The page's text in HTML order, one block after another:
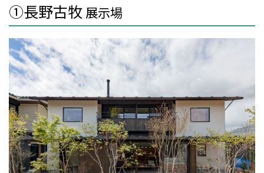
①長野古牧展示場